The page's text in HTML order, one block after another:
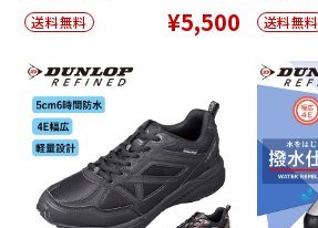
送料無料 ¥5,500 送料無料